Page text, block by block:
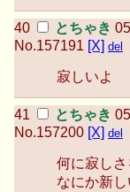
とちゃき
No.157191 [X] del
寂しいよ
とちゃき
No.157200 [X] del
何に寂し
なにか新